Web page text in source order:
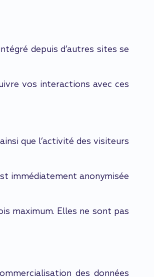
depuis d’autres sites se
vos interactions avec ces
que l’activité des visiteurs
immédiatement anonymisée
maximum. Elles ne sont pas
des données